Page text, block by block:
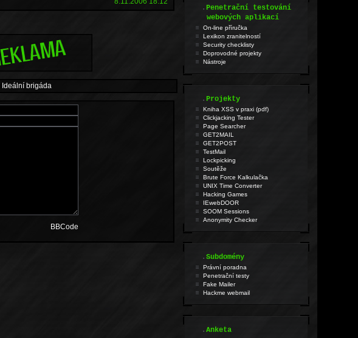
Ideální brigáda
BBCode
.Penetrační testování
webových aplikací
On-line příručka
Lexikon zranitelností
Security checklisty
Doprovodné projekty
Nástroje
.Projekty
Kniha XSS v praxi (pdf)
Clickjacking Tester
Page Searcher
GET2MAIL
GET2POST
TestMail
Lockpicking
Soutěže
Brute Force Kalkulačka
UNIX Time Converter
Hacking Games
IEwebDOOR
SOOM Sessions
Anonymity Checker
.Subdomény
Právní poradna
Penetrační testy
Fake Mailer
Hackme webmail
.Anketa